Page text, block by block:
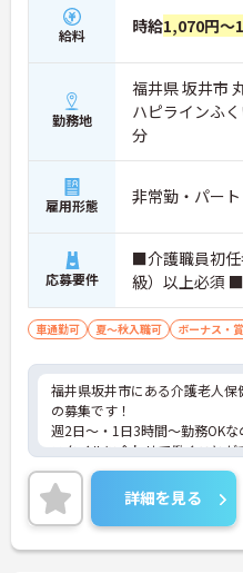
給料 時給1,070円～
勤務地
福井県 坂井市
ハピラインふ
分
雇用形態 非常勤・パー
応募要件
■介護職員初任
級）以上必須
車通勤可 夏～秋入職可 ボーナス・
福井県坂井市にある介護老人保
の募集です！
週2日～・1日3時間～勤務OKな
スタイルに合わせて働くこと
休日は完全週休2日制、日勤の
ベートと両立がしやすく育児中
求人です。
ご興味のある方には、面接対策
に詳細をお話しいたしますの
詳細を見る